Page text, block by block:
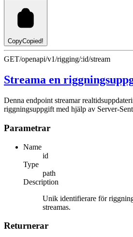
CopyCopied!
GET/openapi/v1/rigging/:id/stream
Streama en
Denna endpoint streamar
riggningsuppgift med hjälp av Server-
Parametrar
Name
id
Type
path
Description
Unik identifierare för
streamas.
Returnerar